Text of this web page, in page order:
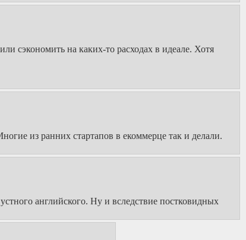
сэкономить на каких-то расходах в идеале. Хотя
из ранних стартапов в екоммерце так и делали.
английского. Ну и вследствие постковидных